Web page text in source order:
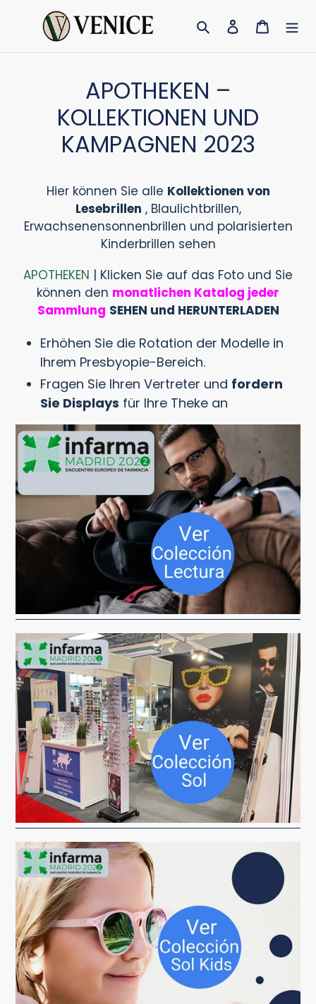
SuchenEinloggen
APOTHEKEN –
KOLLEKTIONEN UND
KAMPAGNEN 2023
Hier können Sie alle Kollektionen von
Lesebrillen , Blaulichtbrillen,
Erwachsenensonnenbrillen und polarisierten
Kinderbrillen sehen
APOTHEKEN | Klicken Sie auf das Foto und Sie
können den monatlichen Katalog jeder
Sammlung SEHEN und HERUNTERLADEN
Erhöhen Sie die Rotation der Modelle in
Ihrem Presbyopie-Bereich.
Fragen Sie Ihren Vertreter und fordern
Sie Displays für Ihre Theke an